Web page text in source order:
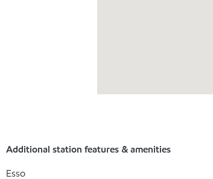
Additional station features & amenities
Esso